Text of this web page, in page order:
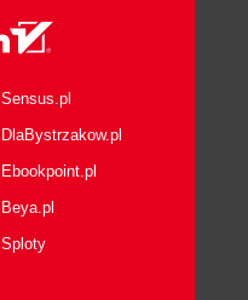
Sensus.pl
DlaBystrzakow.pl
Ebookpoint.pl
Beya.pl
Sploty